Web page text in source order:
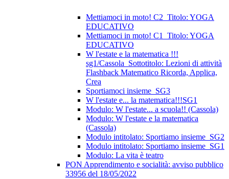
Mettiamoci in moto! C2_Titolo: YOGA
EDUCATIVO
Mettiamoci in moto! C1_Titolo: YOGA
EDUCATIVO
W l'estate e la matematica !!!
sg1/Cassola_Sottotitolo: Lezioni di attività
Flashback Matematico Ricorda, Applica,
Crea
Sportiamoci insieme_SG3
W l'estate e... la matematica!!!SG1
Modulo: W l'estate... a scuola!! (Cassola)
Modulo: W l'estate e la matematica
(Cassola)
Modulo intitolato: Sportiamo insieme_SG2
Modulo intitolato: Sportiamo insieme_SG1
Modulo: La vita è teatro
PON Apprendimento e socialità: avviso pubblico
33956 del 18/05/2022